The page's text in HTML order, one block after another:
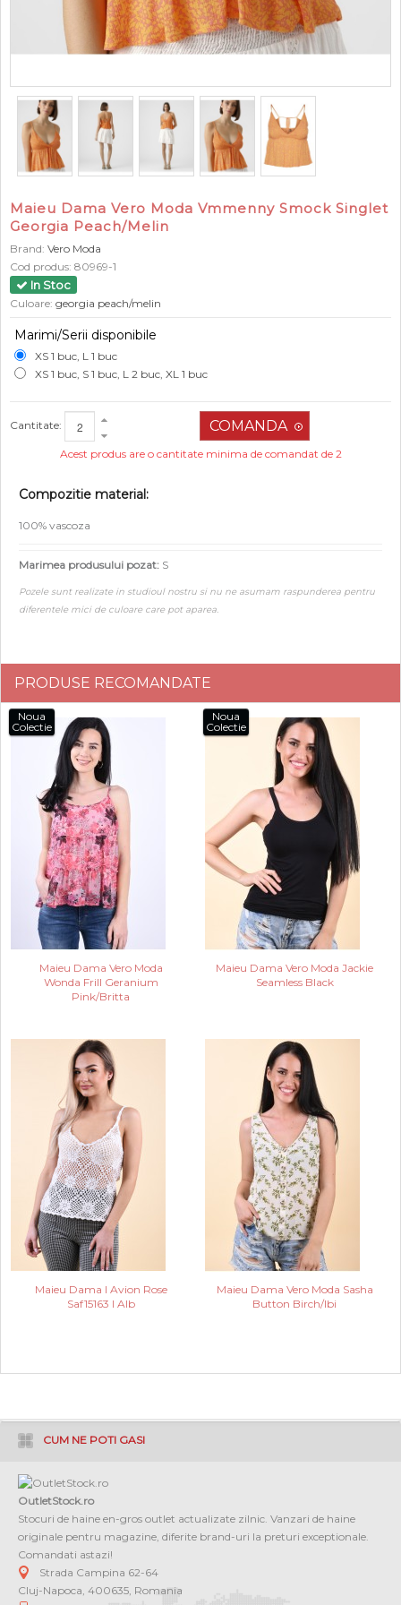
Maieu Dama Vero Moda Vmmenny Smock Singlet
Georgia Peach/Melin
Brand: Vero Moda
Cod produs: 80969-1
In Stoc
Culoare: georgia peach/melin
Marimi/Serii disponibile
XS 1 buc, L 1 buc
XS 1 buc, S 1 buc, L 2 buc, XL 1 buc
Cantitate:
Acest produs are o cantitate minima de comandat de 2
Compozitie material:
100% vascoza
Marimea produsului pozat: S
Pozele sunt realizate in studioul nostru si nu ne asumam raspunderea pentru
diferentele mici de culoare care pot aparea.
PRODUSE RECOMANDATE
Noua
Colectie
Maieu Dama Vero Moda
Wonda Frill Geranium
Pink/Britta
Noua
Colectie
Maieu Dama Vero Moda Jackie
Seamless Black
Maieu Dama I Avion Rose
Saf15163 I Alb
Maieu Dama Vero Moda Sasha
Button Birch/Ibi
CUM NE POTI GASI
OutletStock.ro
Stocuri de haine en-gros outlet actualizate zilnic. Vanzari de haine
originale pentru magazine, diferite brand-uri la preturi exceptionale.
Comandati astazi!
Strada Campina 62-64
Cluj-Napoca 400635 Romania